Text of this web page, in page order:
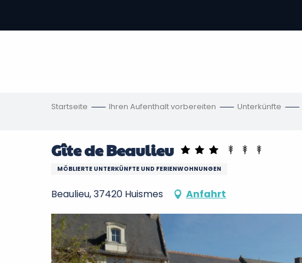
contenu
Startseite Ihren Aufenthalt vorbereiten Unterkünfte
Gîte de Beaulieu
MÖBLIERTE UNTERKÜNFTE UND FERIENWOHNUNGEN
Beaulieu, 37420 Huismes Anfahrt